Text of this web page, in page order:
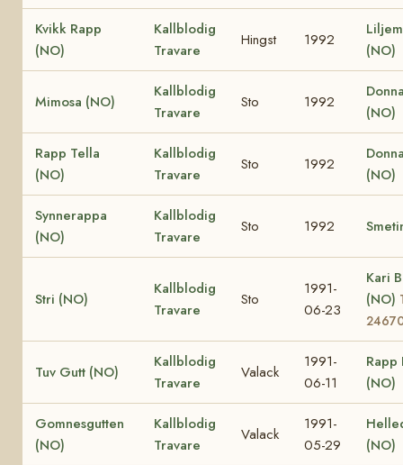
Kvikk Rapp
(NO)
Kallblodig
Travare
Hingst 1992
(NO)
Mimosa (NO)
Kallblodig
Travare
Sto 1992
(NO)
Rapp Tella
(NO)
Kallblodig
Travare
Sto 1992
(NO)
Synnerappa
(NO)
Kallblodig
Travare
Sto 1992
Stri (NO)
Kallblodig
Travare
Sto
1991-
06-23
Kari
(NO)
Tuv Gutt (NO)
Kallblodig
Travare
Valack
1991-
06-11
Rapp
(NO)
Gomnesgutten
(NO)
Kallblodig
Travare
Valack
1991-
05-29
(NO)